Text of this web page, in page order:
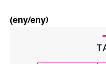
(eny/eny)